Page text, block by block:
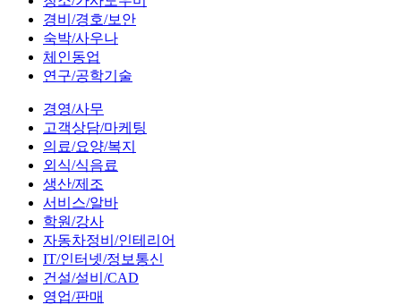
경비/경호/보안
숙박/사우나
체인동업
연구/공학기술
경영/사무
고객상담/마케팅
의료/요양/복지
외식/식음료
생산/제조
서비스/알바
학원/강사
자동차정비/인테리어
IT/인터넷/정보통신
건설/설비/CAD
영업/판매